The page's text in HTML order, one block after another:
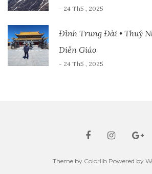
- 24 Th5 , 2025
Đỉnh Trung Đài • Thuý
Diễn Giáo
- 24 Th5 , 2025
Theme by Colorlib Powered by